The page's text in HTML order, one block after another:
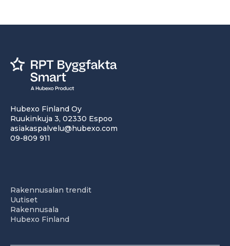
Hubexo Finland Oy
Ruukinkuja 3, 02330 Espoo
asiakaspalvelu@hubexo.com
09-809 911
Rakennusalan trendit
Uutiset
Rakennusala
Hubexo Finland